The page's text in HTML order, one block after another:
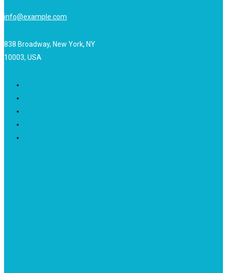
info@example.com
838 Broadway, New York, NY
10003, USA